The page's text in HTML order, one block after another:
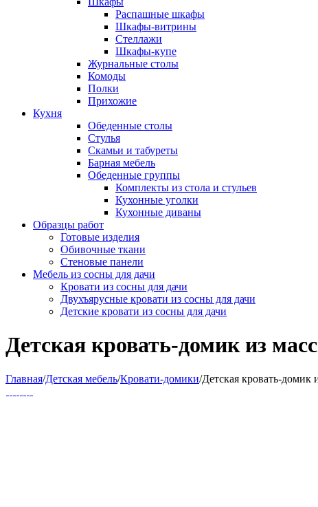
Распашные шкафы
Шкафы-витрины
Стеллажи
Шкафы-купе
Журнальные столы
Комоды
Полки
Прихожие
Кухня
Обеденные столы
Стулья
Скамьи и табуреты
Барная мебель
Обеденные группы
Комплекты из стола и стульев
Кухонные уголки
Кухонные диваны
Образцы работ
Готовые изделия
Обивочные ткани
Стеновые панели
Мебель из сосны для дачи
Кровати из сосны для дачи
Двухъярусные кровати из сосны для дачи
Детские кровати из сосны для дачи
Детская кровать-домик из
Главная/Детская мебель/Кровати-домики/Детская кровать-домик